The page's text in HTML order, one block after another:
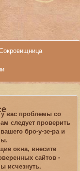
у вас проблемы со
следует проверить
бро-у-зе-ра и
окна, внесите
сайтов -
исчезнуть.